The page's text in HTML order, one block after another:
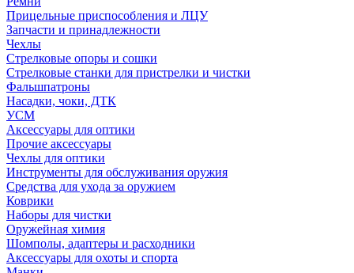
Прицельные приспособления и ЛЦУ
Запчасти и принадлежности
Чехлы
Стрелковые опоры и сошки
Стрелковые станки для пристрелки и чистки
Фальшпатроны
Насадки, чоки, ДТК
УСМ
Аксессуары для оптики
Прочие аксессуары
Чехлы для оптики
Инструменты для обслуживания оружия
Средства для ухода за оружием
Коврики
Наборы для чистки
Оружейная химия
Шомполы, адаптеры и расходники
Аксессуары для охоты и спорта